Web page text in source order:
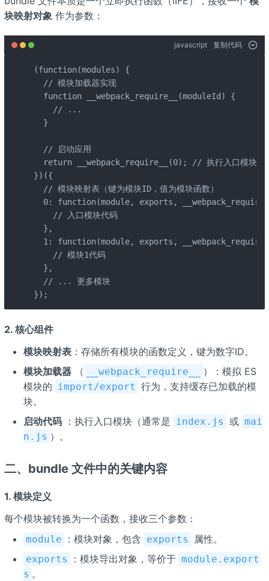
块映射对象作为参数：
javascript 复制代码
(function(modules) {
  // 模块加载器实现
  function __webpack_require__(moduleId) {
    // ...
  }
  // 启动应用
  return __webpack_require__(0); // 执行入口模块
})({
  // 模块映射表（键为模块ID，值为模块函数）
0: function(module, exports,
    // 入口模块代码
  },
1: function(module, exports,
    // 模块1代码
  },
  // ... 更多模块
});
2. 核心组件
模块映射表：存储所有模块的函数定义，键为数字ID。
模块加载器（ __webpack_require__
）：模拟 ES
模块的
import/export 行为，支持缓存已加载的模
块。
启动代码：执行入口模块（通常是 index.js 或 mai
n.js ）。
二、 bundle 文件中的关键内容
1. 模块定义
每个模块被转换为一个函数，接收三个参数：
module ：模块对象，包含 exports 属性。
exports ：模块导出对象，等价于 module.export
s 。